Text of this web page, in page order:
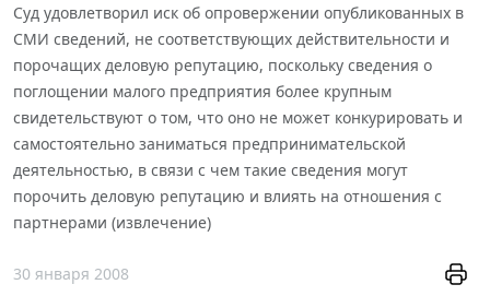
Суд удовлетворил иск об опровержении опубликованных в
СМИ сведений, не соответствующих действительности и
порочащих деловую репутацию, поскольку сведения о
поглощении малого предприятия более крупным
свидетельствуют о том, что оно не может конкурировать и
самостоятельно заниматься предпринимательской
деятельностью, в связи с чем такие сведения могут
порочить деловую репутацию и влиять на отношения с
партнерами (извлечение)
30 января 2008